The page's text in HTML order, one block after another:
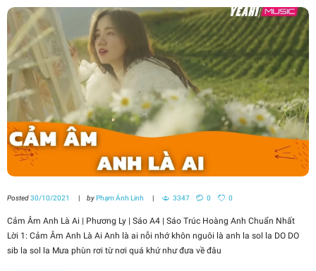
Posted30/10/2021 by Phạm Ánh Linh 3347 0 0
Cảm Âm Anh Là Ai | Phương Ly | Sáo A4 | Sáo Trúc Hoàng Anh Chuẩn Nhất
Lời 1: Cảm Âm Anh Là Ai Anh là ai nỗi nhớ khôn nguôi là anh la sol la DO DO
sib la sol la Mưa phùn rơi từ nơi quá khứ như đưa về đâu